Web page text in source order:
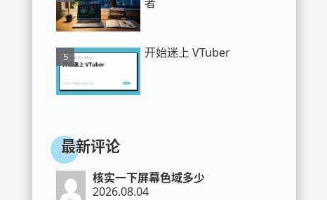
开始迷上 VTuber
最新评论
核实一下屏幕色域多少
2026.08.04